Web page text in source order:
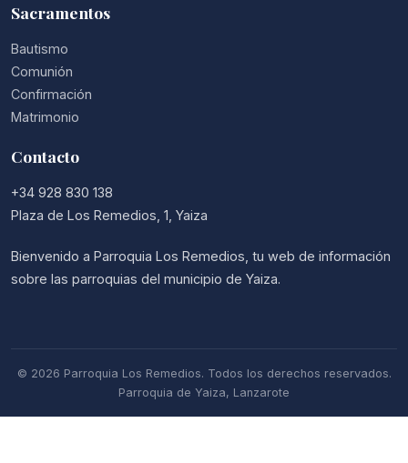
Sacramentos
Bautismo
Comunión
Confirmación
Matrimonio
Contacto
+34 928 830 138
Plaza de Los Remedios, 1, Yaiza
Bienvenido a Parroquia Los Remedios, tu web de información
sobre las parroquias del municipio de Yaiza.
© 2026 Parroquia Los Remedios. Todos los derechos reservados.
Parroquia de Yaiza, Lanzarote